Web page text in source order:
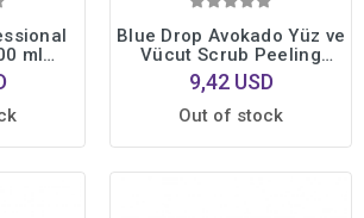
ml
Etki &
Blue Drop Avokado Yüz ve
Vücut Scrub Peeling
480ml Toksinlerden
Arınmış Cilt Hücre
Yenileyici
9,42 USD
Out of stock